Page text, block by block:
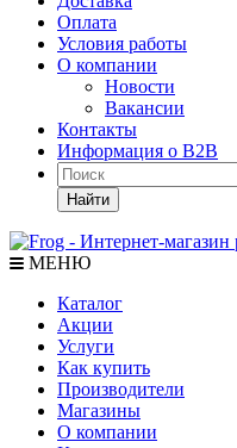
Оплата
Условия работы
О компании
Новости
Вакансии
Контакты
Информация о B2B
Найти
МЕНЮ
Каталог
Акции
Услуги
Как купить
Производители
Магазины
О компании